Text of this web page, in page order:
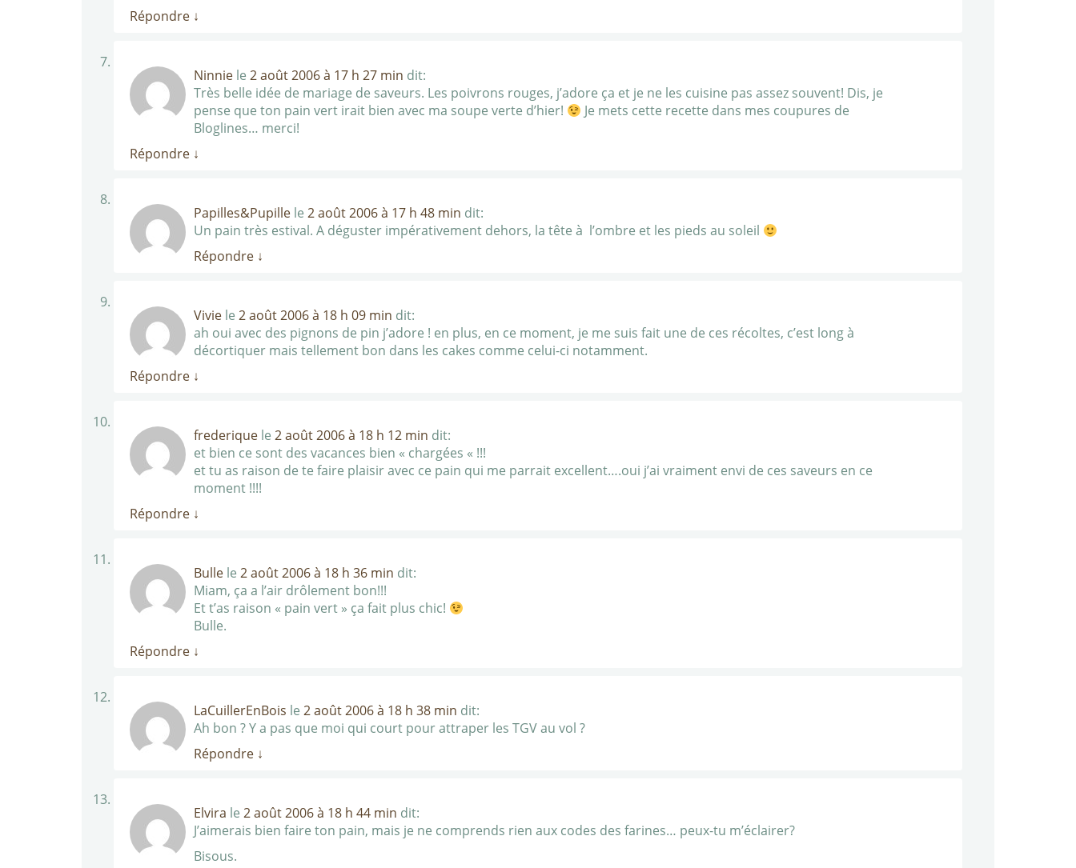
Répondre ↓
Ninnie le 2 août 2006 à 17 h 27 min dit:
Très belle idée de mariage de saveurs. Les poivrons rouges, j’adore ça et je ne les cuisine pas assez souvent! Dis, je
pense que ton pain vert irait bien avec ma soupe verte d’hier!
Je mets cette recette dans mes coupures de
Bloglines… merci!
Répondre ↓
Papilles&Pupille le 2 août 2006 à 17 h 48 min dit:
Un pain très estival. A déguster impérativement dehors, la tête à l’ombre et les pieds au soleil
Répondre ↓
Vivie le 2 août 2006 à 18 h 09 min dit:
ah oui avec des pignons de pin j’adore ! en plus, en ce moment, je me suis fait une de ces récoltes, c’est long à
décortiquer mais tellement bon dans les cakes comme celui-ci notamment.
Répondre ↓
frederique le 2 août 2006 à 18 h 12 min dit:
et bien ce sont des vacances bien « chargées « !!!
et tu as raison de te faire plaisir avec ce pain qui me parrait excellent….oui j’ai vraiment envi de ces saveurs en ce
moment !!!!
Répondre ↓
Bulle le 2 août 2006 à 18 h 36 min dit:
Miam, ça a l’air drôlement bon!!!
Et t’as raison « pain vert » ça fait plus chic!
Bulle.
Répondre ↓
LaCuillerEnBois le 2 août 2006 à 18 h 38 min dit:
Ah bon ? Y a pas que moi qui court pour attraper les TGV au vol ?
Répondre ↓
Elvira le 2 août 2006 à 18 h 44 min dit:
J’aimerais bien faire ton pain, mais je ne comprends rien aux codes des farines… peux-tu m’éclairer?
Bisous.